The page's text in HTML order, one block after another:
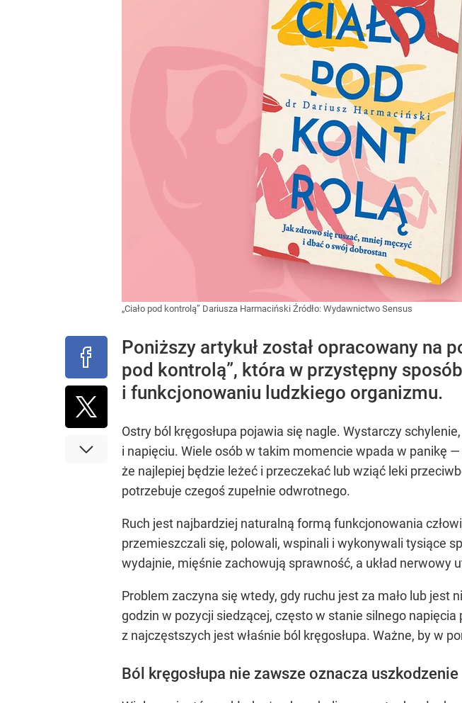
„Ciało pod kontrolą” Dariusza Harmaciński Źródło: Wydawnictwo Sensus
Poniższy artykuł został opracowany na
pod kontrolą”, która w przystępny
i funkcjonowaniu ludzkiego organizmu.
Ostry ból kręgosłupa pojawia się nagle. Wystarczy
i napięciu. Wiele osób w takim momencie wpada w panikę
że najlepiej będzie leżeć i przeczekać lub wziąć leki
potrzebuje czegoś zupełnie odwrotnego.
Ruch jest najbardziej naturalną formą funkcjonowania
przemieszczali się, polowali, wspinali i wykonywali tysiące
wydajnie, mięśnie zachowują sprawność, a układ nerwowy
Problem zaczyna się wtedy, gdy ruchu jest za mało lub jest
godzin w pozycji siedzącej, często w stanie silnego
z najczęstszych jest właśnie ból kręgosłupa. Ważne, by w
Ból kręgosłupa nie zawsze oznacza uszkodzenie